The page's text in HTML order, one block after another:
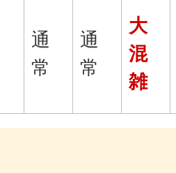
通
常
通
常
大
混
雑